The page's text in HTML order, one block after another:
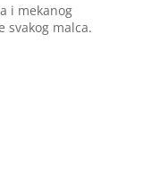
i mekanog
svakog malca.